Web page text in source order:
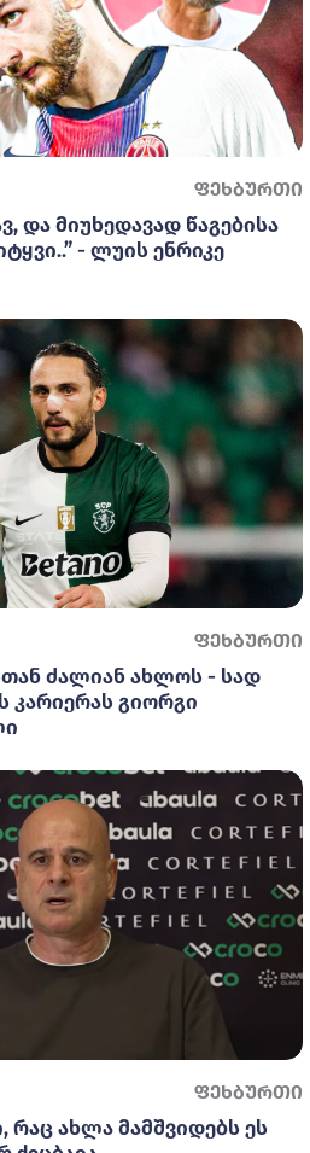
ფეხბურთი
და მიუხედავად წაგებისა
- ლუის ენრიკე
ფეხბურთი
ძალიან ახლოს - სად
კარიერას გიორგი
ფეხბურთი
ახლა მამშვიდებს ეს